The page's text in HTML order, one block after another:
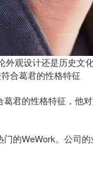
外观设计还是历史文
合葛君的性格特征
的性格特征，他
WeWork。公司的